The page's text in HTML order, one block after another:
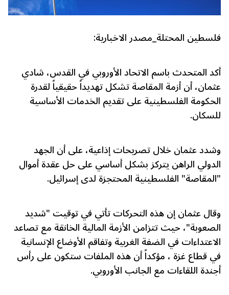
فلسطين المحتلة_مصدر الاخبارية:
أكد المتحدث باسم الاتحاد الأوروبي في القدس، شادي
عثمان، أن أزمة المقاصة تشكل تهديداً حقيقياً لقدرة
الحكومة الفلسطينية على تقديم الخدمات الأساسية
للسكان.
وشدد عثمان خلال تصريحات إذاعية، على أن الجهد
الدولي الراهن يتركز بشكل أساسي على حل عقدة أموال
"المقاصة" الفلسطينية المحتجزة لدى إسرائيل.
وقال عثمان إن هذه التحركات تأتي في توقيت "شديد
الصعوبة"، حيث تتزامن الأزمة المالية الخانقة مع تصاعد
الاعتداءات في الضفة الغربية وتفاقم الأوضاع الإنسانية
في قطاع غزة ، مؤكداً أن هذه الملفات ستكون على رأس
أجندة اللقاءات مع الجانب الأوروبي.